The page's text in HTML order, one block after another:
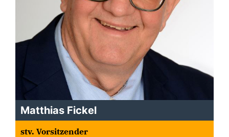
Matthias Fickel
stv. Vorsitzender